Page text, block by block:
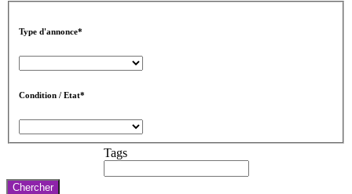
Type d'annonce*
Condition / Etat*
Tags
Chercher